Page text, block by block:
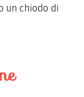
un chiodo di